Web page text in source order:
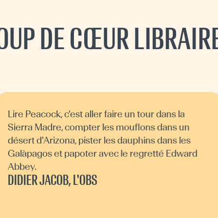
DE CŒUR
Lire Peacock, c'est aller faire un tour dans la
Sierra Madre, compter les mouflons dans un
désert d'Arizona, pister les dauphins dans les
Galàpagos et papoter avec le regretté Edward
Abbey.
DIDIER JACOB, L'OBS